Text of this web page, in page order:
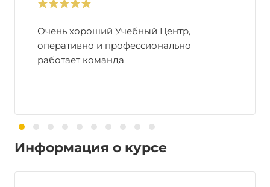
Очень хороший Учебный Центр,
оперативно и профессионально
работает команда
Информация о курсе